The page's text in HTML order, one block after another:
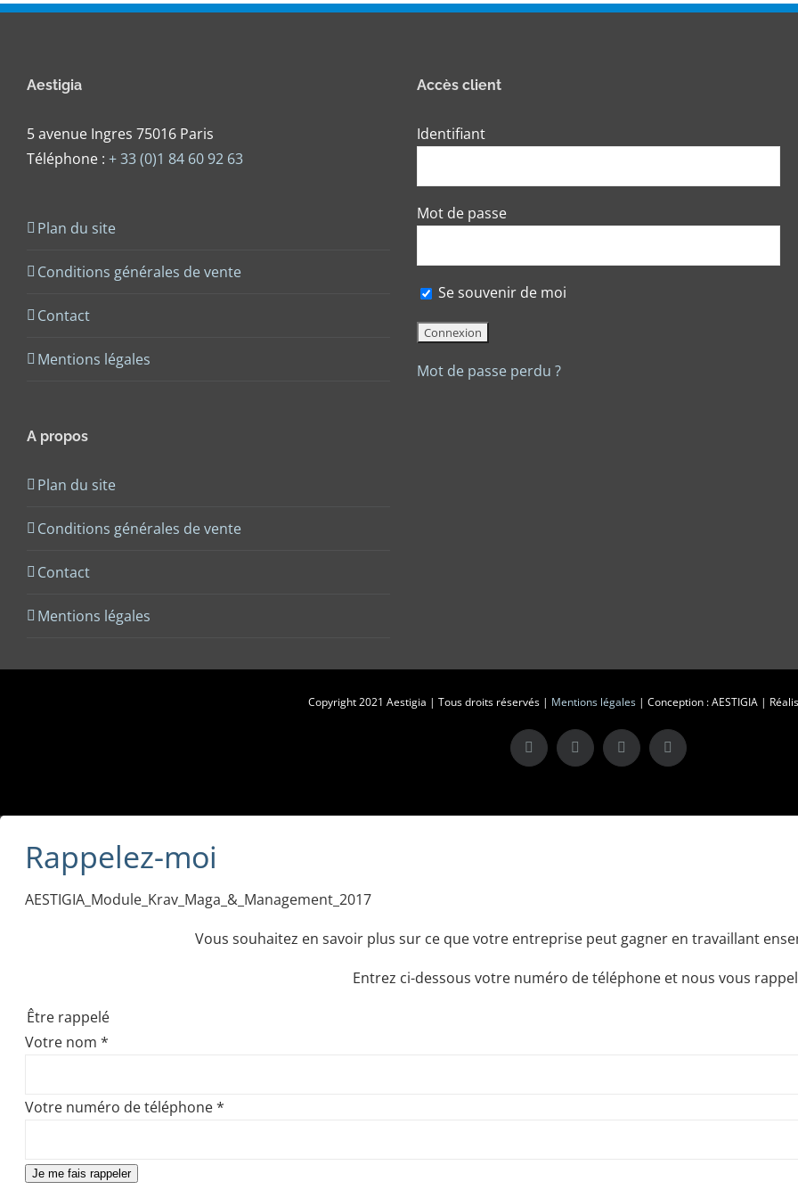
Aestigia
5 avenue Ingres 75016 Paris
Téléphone : + 33 (0)1 84 60 92 63
Plan du site
Conditions générales de vente
Contact
Mentions légales
A propos
Plan du site
Conditions générales de vente
Contact
Mentions légales
Accès client
Identifiant
Mot de passe
Se souvenir de moi
Mot de passe perdu ?
Copyright 2021 Aestigia | Tous droits réservés | Mentions légales| Conception : AESTIGIA |
X LinkedInInstagramFacebook
Rappelez-moi
AESTIGIA_Module_Krav_Maga_&_Management_2017
Vous souhaitez en savoir plus sur ce que votre entreprise peut gagner en travaillant
Entrez ci-dessous votre numéro de téléphone et nous vous
Être rappelé
Votre nom *
Votre numéro de téléphone*
Je me fais rappeler